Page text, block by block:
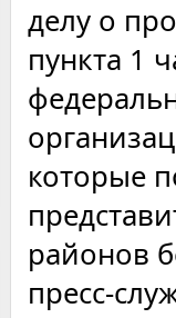
делу о
пункта 1
которые
районов
пресс-